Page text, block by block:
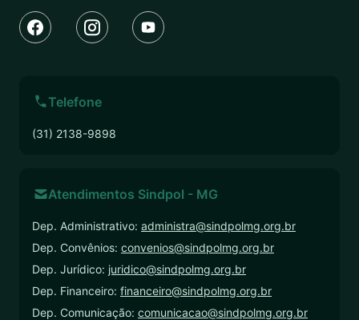
Telefone
(31) 2138-9898
Atendimentos Sindpol - MG
Dep. Administrativo: administra@sindpolmg.org.br
Dep. Convênios: convenios@sindpolmg.org.br
Dep. Jurídico: juridico@sindpolmg.org.br
Dep. Financeiro: financeiro@sindpolmg.org.br
Dep. Comunicação: comunicacao@sindpolmg.org.br